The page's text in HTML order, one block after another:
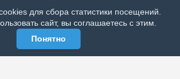
для сбора статистики посещений.
сайт, вы соглашаетесь с этим.
Понятно